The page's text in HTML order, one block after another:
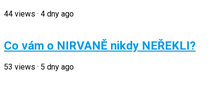
44 views · 4 dny ago
Co vám o NIRVANĚ nikdy NEŘEKLI?
53 views · 5 dny ago